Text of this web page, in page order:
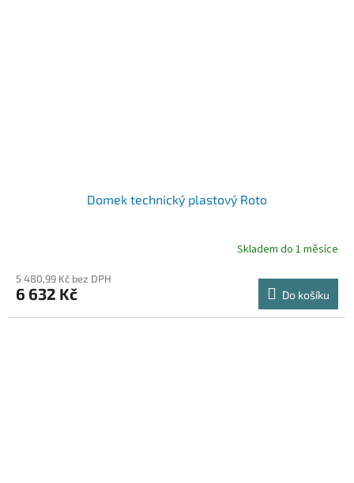
Domek technický plastový Roto
Skladem do 1 měsíce
5 480,99 Kč bez DPH
6 632 Kč Do košíku